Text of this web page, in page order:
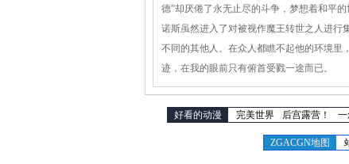
德”却厌倦了永无止尽的斗争，梦想着和平
诺斯虽然进入了对被视作魔王转世之人进行
不同的其他人。在众人都瞧不起他的环境里
迹，在我的眼前只有俯首受戮一途而已。
好看的动漫 完美世界 后宫露营！ 一
ZGACGN地图